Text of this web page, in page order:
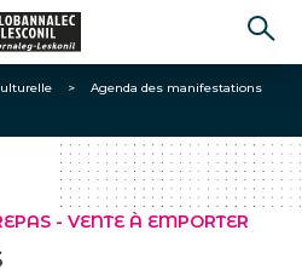
>
Agenda des manifestations
- VENTE À EMPORTER